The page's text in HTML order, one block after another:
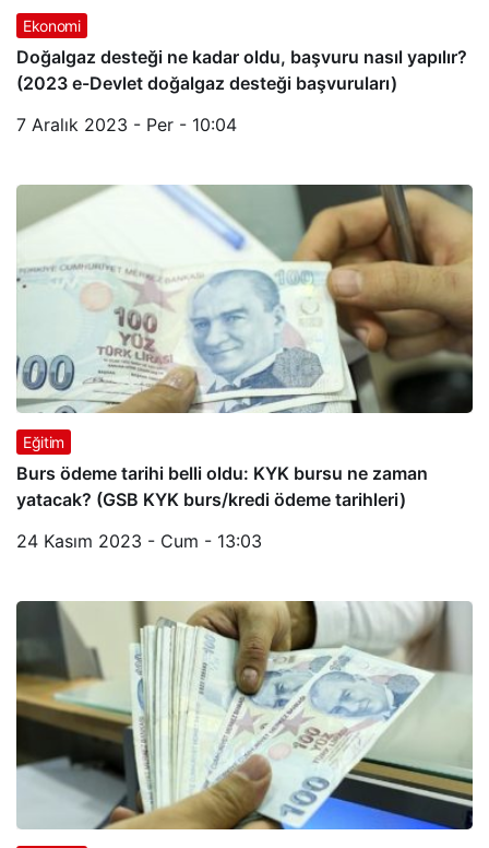
Ekonomi
Doğalgaz desteği ne kadar oldu, başvuru nasıl yapılır?
(2023 e-Devlet doğalgaz desteği başvuruları)
7 Aralık 2023 - Per - 10:04
Eğitim
Burs ödeme tarihi belli oldu: KYK bursu ne zaman
yatacak? (GSB KYK burs/kredi ödeme tarihleri)
24 Kasım 2023 - Cum - 13:03